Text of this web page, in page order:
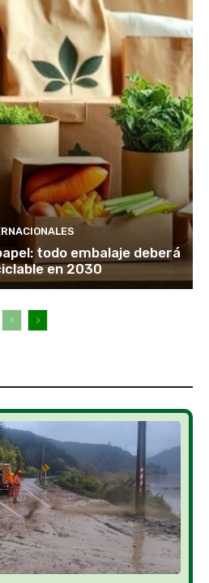
todo embalaje deberá
en 2030